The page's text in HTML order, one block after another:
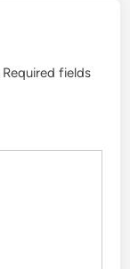
Required fields